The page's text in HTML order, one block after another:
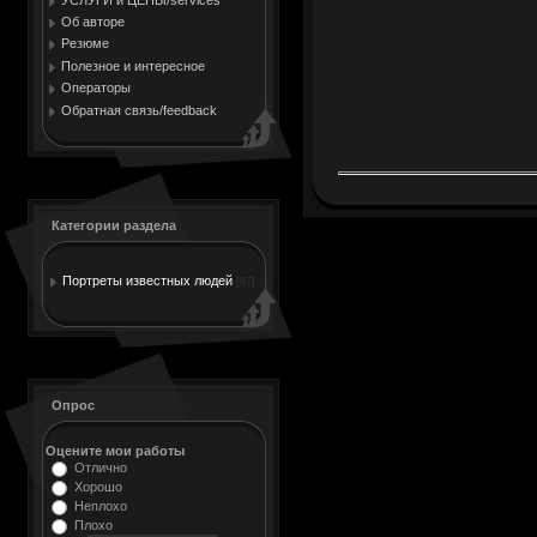
Об авторе
Резюме
Полезное и интересное
Операторы
Обратная связь/feedback
Категории раздела
Портреты известных людей
Опрос
Оцените мои работы
Отлично
Хорошо
Неплохо
Плохо